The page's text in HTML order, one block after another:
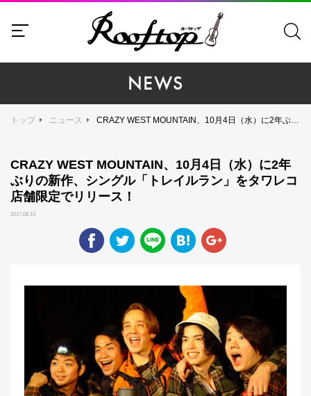
NEWS
トップ ニュース CRAZY WEST MOUNTAIN、10月4日（水）に2年ぶりの新作、シングル「トレイルラン」をタワレコ店舗限定でリリース！
CRAZY WEST MOUNTAIN、10月4日（水）に2年
ぶりの新作、シングル「トレイルラン」をタワレコ
店舗限定でリリース！
2017.08.14